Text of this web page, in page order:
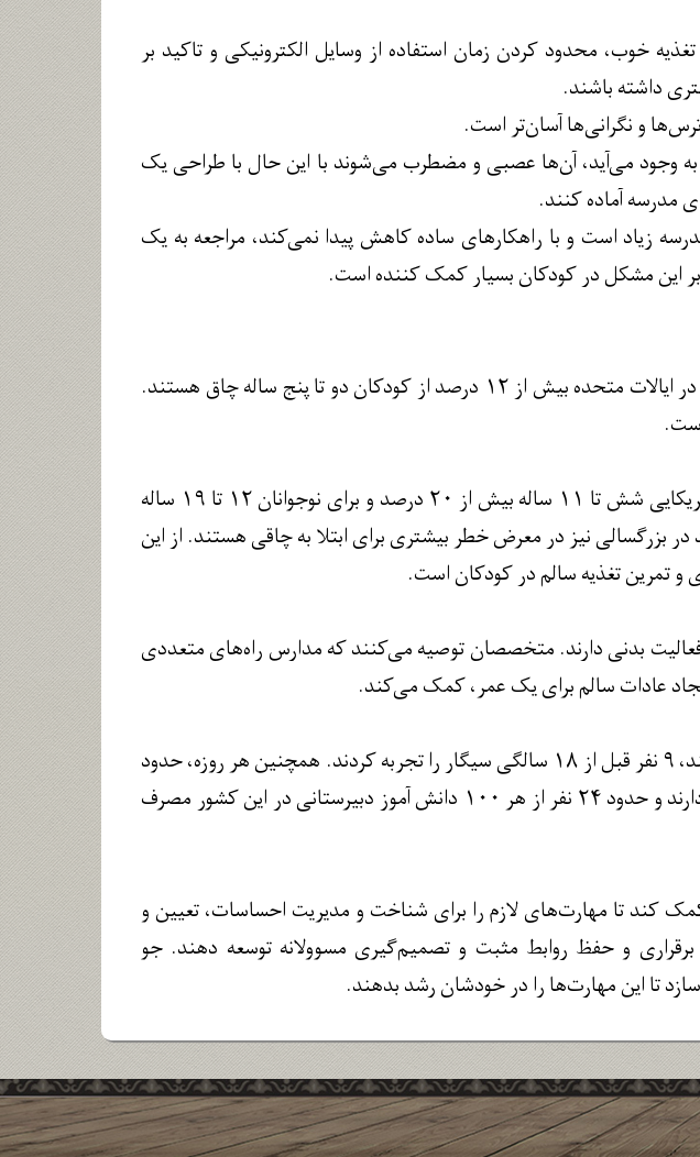
خوب، محدود کردن زمان استفاده از وسایل الکترونیکی و تاکید بر
داشته باشند.
و نگرانی‌ها آسان‌تر است.
به وجود می‌آید،‌ آن‌ها عصبی و مضطرب می‌شوند با این حال با طراحی یک
مدرسه آماده کنند.
زیاد است و با راهکارهای ساده کاهش پیدا نمی‌کند، مراجعه به یک
این مشکل در کودکان بسیار کمک کننده است.
چاقی کودکان یک مشکل جدی است. براساس آمارهای اخیر در ایالات متحده بیش از ۱۲ درصد از کودکان دو تا پنج ساله چاق هستند.
کارشناسان این مرکز می‌گویند: درصد چاقی برای کودکان آمریکایی شش تا ۱۱ ساله بیش از ۲۰ درصد و برای نوجوانان ۱۲ تا ۱۹ ساله
در بزرگسالی نیز در معرض خطر بیشتری برای ابتلا به چاقی هستند. از این
و تمرین تغذیه سالم در کودکان است.
حدود یک چهارم نوجوانان روزانه ۶۰ دقیقه فعالیت بدنی دارند. متخصصان توصیه می‌کنند که مدارس راه‌های متعددی
ایجاد عادات سالم برای یک عمر، کمک می‌کند.
تقریبا از هر ۱۰ بزرگسالی که در ایالات متحده سیگار می‌کشند، ۹ نفر قبل از ۱۸ سالگی سیگار را تجربه کردند. همچنین هر روزه، حدود
۱۶۰۰ جوان زیر ۱۸ سال نیز اولین تجربه سیگار کشیدن را دارند و حدود ۲۴ نفر از هر ۱۰۰ دانش آموز دبیرستانی در این کشور مصرف
کند تا مهارت‌های لازم را برای شناخت و مدیریت احساسات، تعیین و
برقراری و حفظ روابط مثبت و تصمیم‌گیری مسوولانه توسعه دهند. جو
تا این مهارت‌ها را در خودشان رشد بدهند.